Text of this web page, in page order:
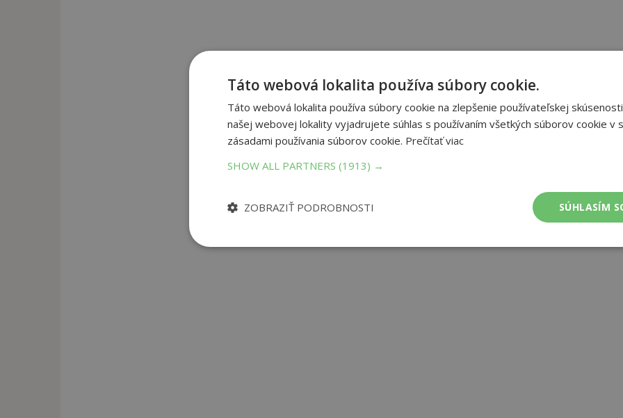
Táto webová lokalita používa súbory cookie.
Táto webová lokalita používa súbory cookie na zlepšenie používateľskej
našej webovej lokality vyjadrujete súhlas s používaním všetkých súborov cookie v
zásadami používania súborov cookie. Prečítať viac
SHOW ALL PARTNERS (1913) →
SÚHLASÍM
ZOBRAZIŤ PODROBNOSTI